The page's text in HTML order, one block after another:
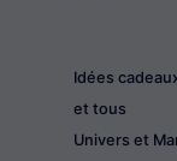
Idées
et tous
Univers et